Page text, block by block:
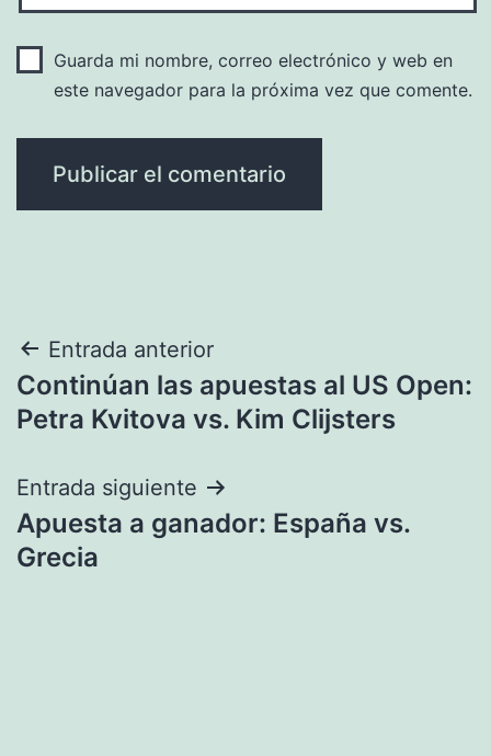
Guarda mi nombre, correo electrónico y web en
este navegador para la próxima vez que comente.
Navegación
de
Entrada anterior
Continúan las apuestas al US Open:
Petra Kvitova vs. Kim Clijsters
Entrada siguiente
Apuesta a ganador: España vs.
Grecia